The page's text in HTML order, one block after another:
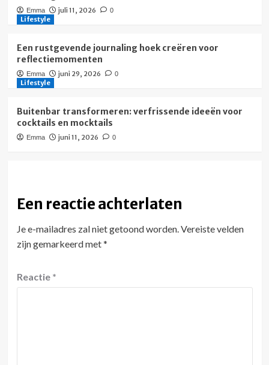
Emma juli 11, 2026 0
Lifestyle
Een rustgevende journaling hoek creëren voor
reflectiemomenten
Emma juni 29, 2026 0
Lifestyle
Buitenbar transformeren: verfrissende ideeën voor
cocktails en mocktails
Emma juni 11, 2026 0
Een reactie achterlaten
Je e-mailadres zal niet getoond worden. Vereiste velden
zijn gemarkeerd met*
Reactie *